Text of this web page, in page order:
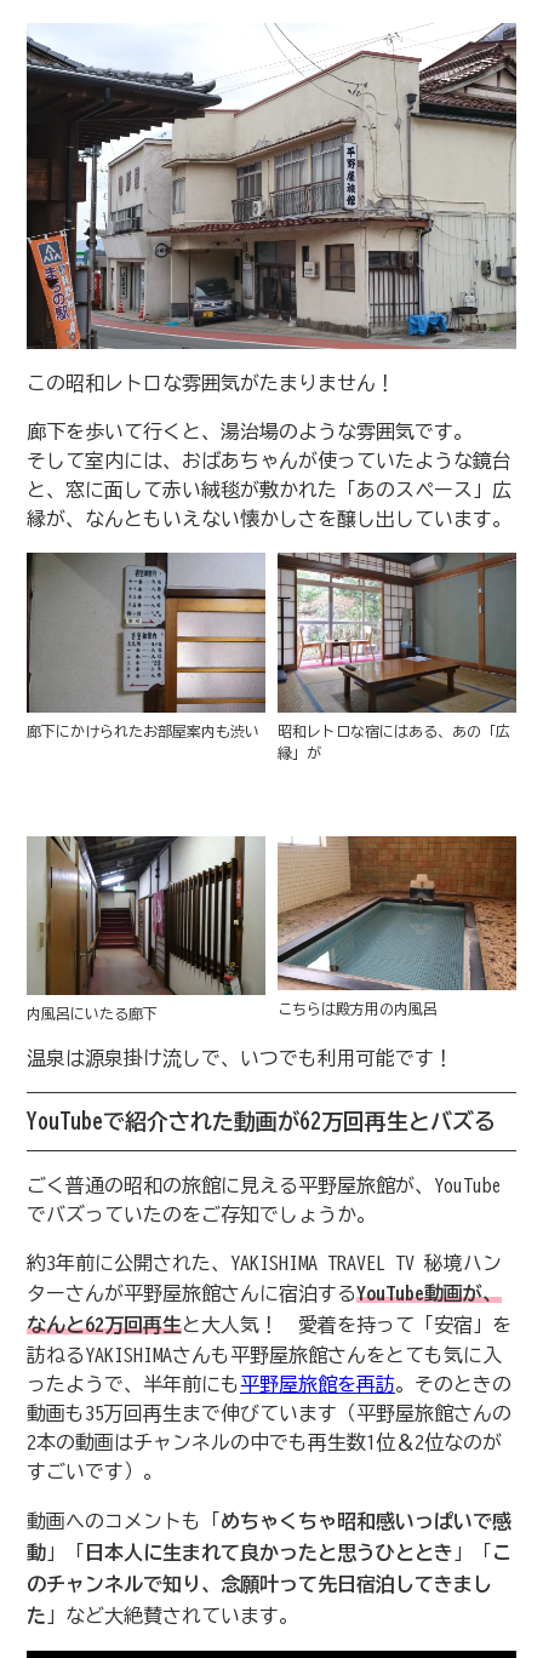
この昭和レトロな雰囲気がたまりません！
廊下を歩いて行くと、湯治場のような雰囲気です。
そして室内には、おばあちゃんが使っていたような鏡台
と、窓に面して赤い絨毯が敷かれた「あのスペース」広
縁が、なんともいえない懐かしさを醸し出しています。
廊下にかけられたお部屋案内も渋い
昭和レトロな宿にはある、あの「広
縁」が
内風呂にいたる廊下 こちらは殿方用の内風呂
温泉は源泉掛け流しで、いつでも利用可能です！
YouTubeで紹介された動画が62万回再生とバズる
ごく普通の昭和の旅館に見える平野屋旅館が、YouTube
でバズっていたのをご存知でしょうか。
約3年前に公開された、YAKISHIMA TRAVEL TV 秘境ハン
ターさんが平野屋旅館さんに宿泊するYouTube動画が、
なんと62万回再生と大人気！ 愛着を持って「安宿」を
訪ねるYAKISHIMAさんも平野屋旅館さんをとても気に入
ったようで、半年前にも平野屋旅館を再訪。そのときの
動画も35万回再生まで伸びています（平野屋旅館さんの
2本の動画はチャンネルの中でも再生数1位＆2位なのが
すごいです）。
動画へのコメントも「 めちゃくちゃ昭和感いっぱいで感
動 」「 日本人に生まれて良かったと思うひととき 」「
こ
のチャンネルで知り、念願叶って先日宿泊してきまし
た 」など大絶賛されています。